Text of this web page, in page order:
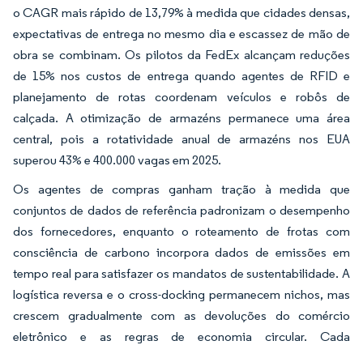
o CAGR mais rápido de 13,79% à medida que cidades densas,
expectativas de entrega no mesmo dia e escassez de mão de
obra se combinam. Os pilotos da FedEx alcançam reduções
de 15% nos custos de entrega quando agentes de RFID e
planejamento de rotas coordenam veículos e robôs de
calçada. A otimização de armazéns permanece uma área
central, pois a rotatividade anual de armazéns nos EUA
superou 43% e 400.000 vagas em 2025.
Os agentes de compras ganham tração à medida que
conjuntos de dados de referência padronizam o desempenho
dos fornecedores, enquanto o roteamento de frotas com
consciência de carbono incorpora dados de emissões em
tempo real para satisfazer os mandatos de sustentabilidade. A
logística reversa e o cross-docking permanecem nichos, mas
crescem gradualmente com as devoluções do comércio
eletrônico e as regras de economia circular. Cada